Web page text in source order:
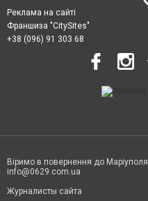
Реклама на сайті
Франшиза "CitySites"
+38 (096) 91 303 68
Віримо в повернення до Маріуполя
info@0629.com.ua
Журналисты сайта